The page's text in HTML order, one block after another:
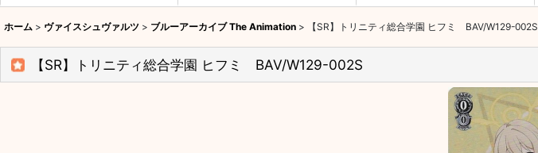
ホーム > ヴァイスシュヴァルツ > ブルーアーカイブ The Animation > 【SR】トリニティ総合学園 ヒフミ BAV/W129-002S
【SR】トリニティ総合学園 ヒフミ BAV/W129-002S